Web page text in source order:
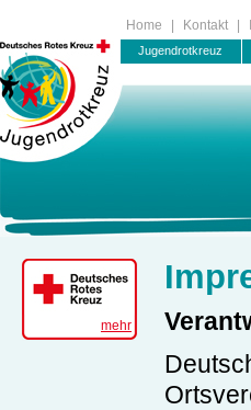
Home Kontakt
Jugendrotkreuz
mehr